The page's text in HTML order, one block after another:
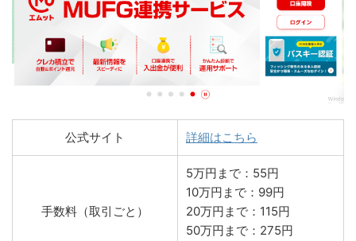
公式サイト 詳細はこちら
手数料（取引ごと）
5万円まで：55円
10万円まで：99円
20万円まで：115円
50万円まで：275円